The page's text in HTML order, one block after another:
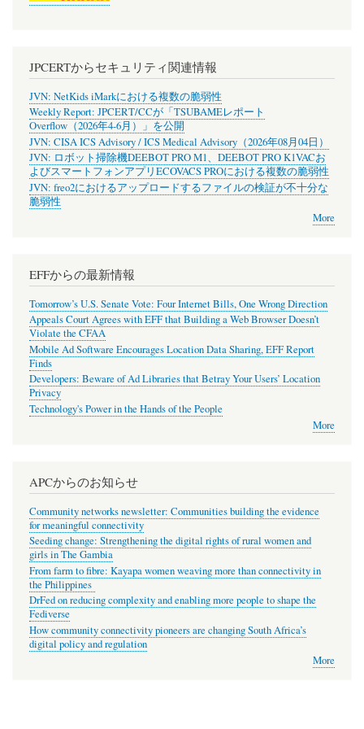
JPCERTからセキュリティ関連情報
JVN: NetKids iMarkにおける複数の脆弱性
Weekly Report: JPCERT/CCが「TSUBAMEレポート
Overflow（2026年4-6月）」を公開
JVN: CISA ICS Advisory / ICS Medical Advisory（2026年08月04日）
JVN: ロボット掃除機DEEBOT PRO M1、DEEBOT PRO K1VACお
よびスマートフォンアプリECOVACS PROにおける複数の脆弱性
JVN: freo2におけるアップロードするファイルの検証が不十分な
脆弱性
More
EFFからの最新情報
Tomorrow’s U.S. Senate Vote: Four Internet Bills, One Wrong Direction
Appeals Court Agrees with EFF that Building a Web Browser Doesn’t
Violate the CFAA
Mobile Ad Software Encourages Location Data Sharing, EFF Report
Finds
Developers: Beware of Ad Libraries that Betray Your Users’ Location
Privacy
Technology's Power in the Hands of the People
More
APCからのお知らせ
Community networks newsletter: Communities building the evidence
for meaningful connectivity
Seeding change: Strengthening the digital rights of rural women and
girls in The Gambia
From farm to fibre: Kayapa women weaving more than connectivity in
the Philippines
DrFed on reducing complexity and enabling more people to shape the
Fediverse
How community connectivity pioneers are changing South Africa’s
digital policy and regulation
More